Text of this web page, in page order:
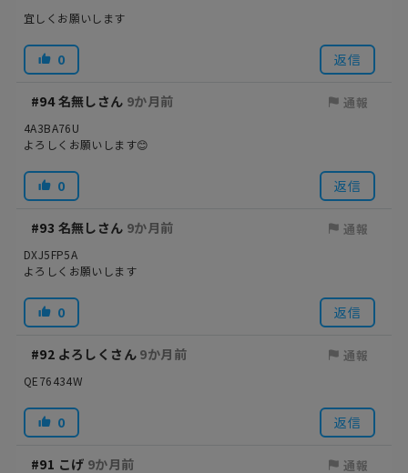
宜しくお願いします
0 返信
#94名無しさん 9か月前 通報
4A3BA76U
よろしくお願いします😊
0 返信
#93 名無しさん 9か月前 通報
DXJ5FP5A
よろしくお願いします
0 返信
#92 よろしくさん 9か月前 通報
QE76434W
0 返信
#91 こげ 9か月前 通報